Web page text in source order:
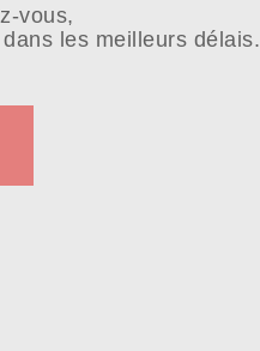
vous,
les meilleurs délais.